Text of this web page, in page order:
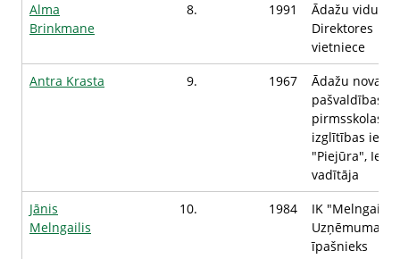
Alma
Brinkmane
8. 1991
Ādažu
Direktores
vietniece
Antra Krasta
9. 1967
Ādažu novada
pašvaldības
pirmsskolas
izglītības
"Piejūra",
vadītāja
Jānis
Melngailis
10. 1984
IK
Uzņēmuma
īpašnieks